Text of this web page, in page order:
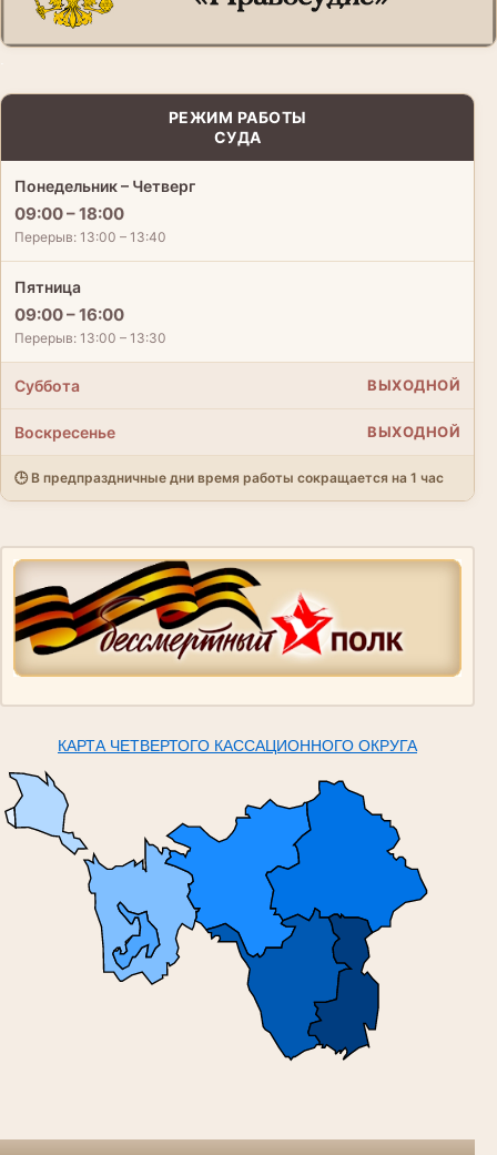
РЕЖИМ РАБОТЫ
СУДА
Понедельник – Четверг
09:00 – 18:00
Перерыв: 13:00 – 13:40
Пятница
09:00 – 16:00
Перерыв: 13:00 – 13:30
Суббота ВЫХОДНОЙ
Воскресенье ВЫХОДНОЙ
🕒 В предпраздничные дни время работы сокращается на 1 час
КАРТА ЧЕТВЕРТОГО КАССАЦИОННОГО ОКРУГА